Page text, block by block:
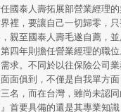
國泰人壽拓展部營業經理
裡，要讓自己一切歸零，
親至國泰人壽毛遂自薦，
四年則擔任營業經理的職
求。不同於以往保險公司
面俱到，不僅是自我單方
名，而在台灣，雖尚未認
首要具備的還是其專業知